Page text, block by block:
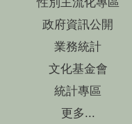
政府資訊公開
業務統計
文化基金會
統計專區
更多...